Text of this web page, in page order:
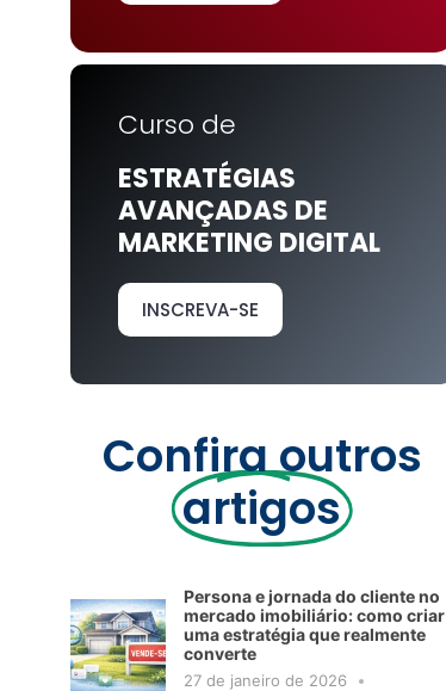
Curso de
ESTRATÉGIAS
AVANÇADAS DE
MARKETING DIGITAL
INSCREVA-SE
Confira outros
artigos
Persona e jornada do cliente no
mercado imobiliário: como criar
uma estratégia que realmente
converte
27 de janeiro de 2026